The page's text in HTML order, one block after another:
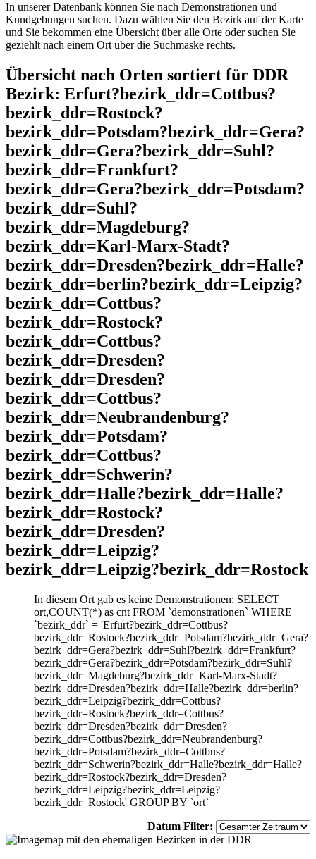
In unserer Datenbank können Sie nach Demonstrationen und
Kundgebungen suchen. Dazu wählen Sie den Bezirk auf der Karte
und Sie bekommen eine Übersicht über alle Orte oder suchen Sie
geziehlt nach einem Ort über die Suchmaske rechts.
Übersicht nach Orten sortiert für DDR
Bezirk: Erfurt?bezirk_ddr=Cottbus?
bezirk_ddr=Rostock?
bezirk_ddr=Potsdam?bezirk_ddr=Gera?
bezirk_ddr=Gera?bezirk_ddr=Suhl?
bezirk_ddr=Frankfurt?
bezirk_ddr=Gera?bezirk_ddr=Potsdam?
bezirk_ddr=Suhl?
bezirk_ddr=Magdeburg?
bezirk_ddr=Karl-Marx-Stadt?
bezirk_ddr=Dresden?bezirk_ddr=Halle?
bezirk_ddr=berlin?bezirk_ddr=Leipzig?
bezirk_ddr=Cottbus?
bezirk_ddr=Rostock?
bezirk_ddr=Cottbus?
bezirk_ddr=Dresden?
bezirk_ddr=Dresden?
bezirk_ddr=Cottbus?
bezirk_ddr=Neubrandenburg?
bezirk_ddr=Potsdam?
bezirk_ddr=Cottbus?
bezirk_ddr=Schwerin?
bezirk_ddr=Halle?bezirk_ddr=Halle?
bezirk_ddr=Rostock?
bezirk_ddr=Dresden?
bezirk_ddr=Leipzig?
bezirk_ddr=Leipzig?bezirk_ddr=Rostock
In diesem Ort gab es keine Demonstrationen: SELECT
ort,COUNT(*) as cnt FROM `demonstrationen` WHERE
`bezirk_ddr` = 'Erfurt?bezirk_ddr=Cottbus?
bezirk_ddr=Rostock?bezirk_ddr=Potsdam?bezirk_ddr=Gera?
bezirk_ddr=Gera?bezirk_ddr=Suhl?bezirk_ddr=Frankfurt?
bezirk_ddr=Gera?bezirk_ddr=Potsdam?bezirk_ddr=Suhl?
bezirk_ddr=Magdeburg?bezirk_ddr=Karl-Marx-Stadt?
bezirk_ddr=Dresden?bezirk_ddr=Halle?bezirk_ddr=berlin?
bezirk_ddr=Leipzig?bezirk_ddr=Cottbus?
bezirk_ddr=Rostock?bezirk_ddr=Cottbus?
bezirk_ddr=Dresden?bezirk_ddr=Dresden?
bezirk_ddr=Cottbus?bezirk_ddr=Neubrandenburg?
bezirk_ddr=Potsdam?bezirk_ddr=Cottbus?
bezirk_ddr=Schwerin?bezirk_ddr=Halle?bezirk_ddr=Halle?
bezirk_ddr=Rostock?bezirk_ddr=Dresden?
bezirk_ddr=Leipzig?bezirk_ddr=Leipzig?
bezirk_ddr=Rostock' GROUP BY `ort`
Datum Filter: